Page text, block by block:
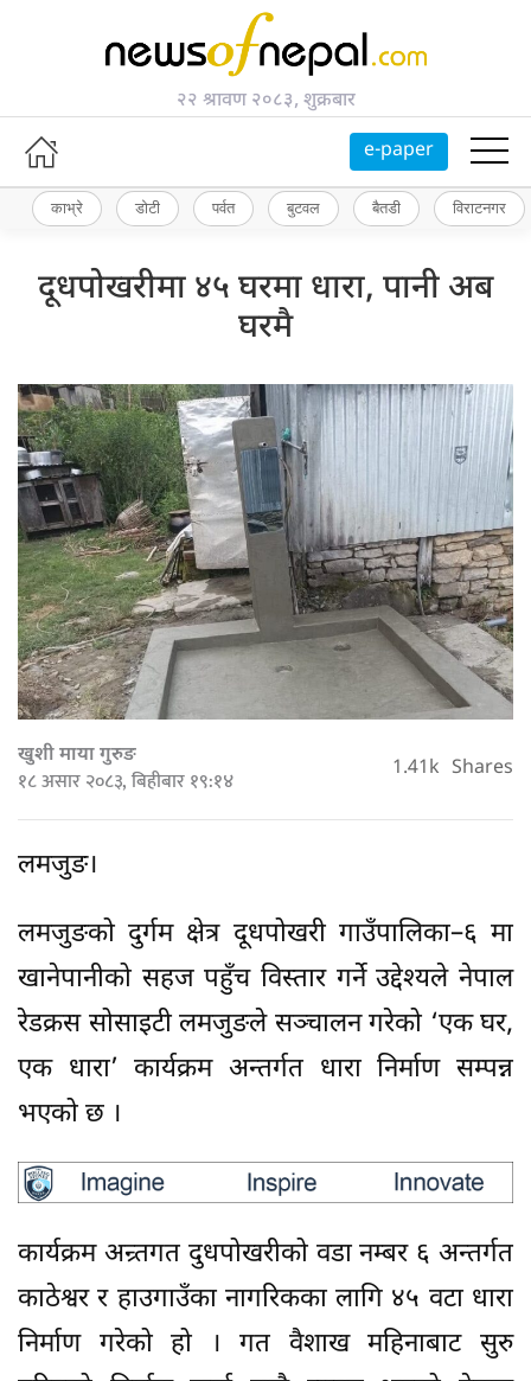
२२ श्रावण २०८३, शुक्रबार
e-paper
काभ्रे डोटी पर्वत बुटवल बैतडी विराटनगर
दूधपोखरीमा ४५ घरमा धारा, पानी अब
घरमै
खुशी माया गुरुङ
१८ असार २०८३, बिहीबार १९:१४ 1.41k Shares
लमजुङ।
लमजुङको दुर्गम क्षेत्र दूधपोखरी गाउँपालिका–६ मा
खानेपानीको सहज पहुँच विस्तार गर्ने उद्देश्यले नेपाल
रेडक्रस सोसाइटी लमजुङले सञ्चालन गरेको ‘एक घर,
एक धारा’ कार्यक्रम अन्तर्गत धारा निर्माण सम्पन्न
भएको छ ।
कार्यक्रम अन्र्तगत दुधपोखरीको वडा नम्बर ६ अन्तर्गत
काठेश्वर र हाउगाउँका नागरिकका लागि ४५ वटा धारा
निर्माण गरेको हो । गत वैशाख महिनाबाट सुरु